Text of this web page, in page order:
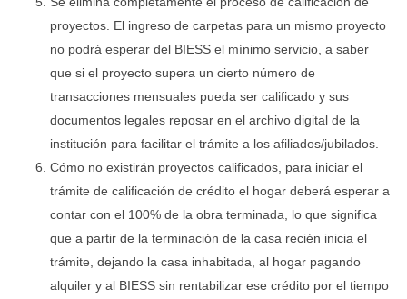
proyectos. El ingreso de carpetas para un mismo proyecto
no podrá esperar del BIESS el mínimo servicio, a saber
que si el proyecto supera un cierto número de
transacciones mensuales pueda ser calificado y sus
documentos legales reposar en el archivo digital de la
institución para facilitar el trámite a los afiliados/jubilados.
Cómo no existirán proyectos calificados, para iniciar el
trámite de calificación de crédito el hogar deberá esperar a
contar con el 100% de la obra terminada, lo que significa
que a partir de la terminación de la casa recién inicia el
trámite, dejando la casa inhabitada, al hogar pagando
alquiler y al BIESS sin rentabilizar ese crédito por el tiempo